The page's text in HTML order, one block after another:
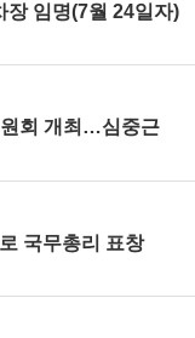
장 임명(7월 24일자)
회 개최…심중근
국무총리 표창